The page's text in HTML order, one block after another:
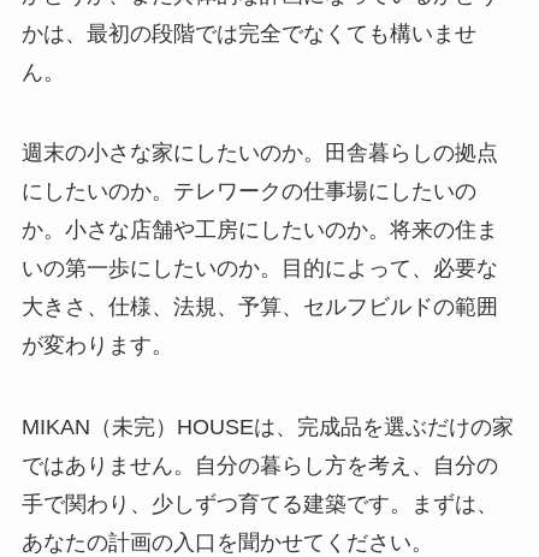
かは、最初の段階では完全でなくても構いませ
ん。
週末の小さな家にしたいのか。田舎暮らしの拠点
にしたいのか。テレワークの仕事場にしたいの
か。小さな店舗や工房にしたいのか。将来の住ま
いの第一歩にしたいのか。目的によって、必要な
大きさ、仕様、法規、予算、セルフビルドの範囲
が変わります。
MIKAN（未完）HOUSEは、完成品を選ぶだけの家
ではありません。自分の暮らし方を考え、自分の
手で関わり、少しずつ育てる建築です。まずは、
あなたの計画の入口を聞かせてください。